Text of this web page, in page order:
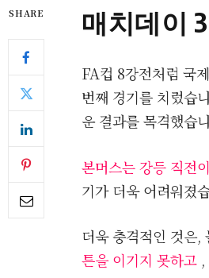
SHARE 매치데이
FA컵 8강전처럼 국
번째 경기를 치렀습
운 결과를 목격했습
본머스는 강등 직전
기가 더욱 어려워졌
더욱 충격적인 것은,
튼을 이기지 못하고